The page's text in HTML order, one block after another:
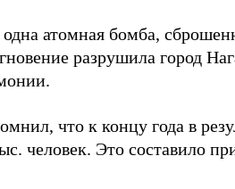
одна атомная бомба,
разрушила город
что к концу года в
человек. Это составило